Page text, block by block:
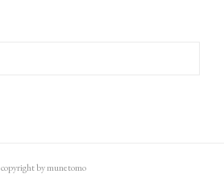
copyright by munetomo